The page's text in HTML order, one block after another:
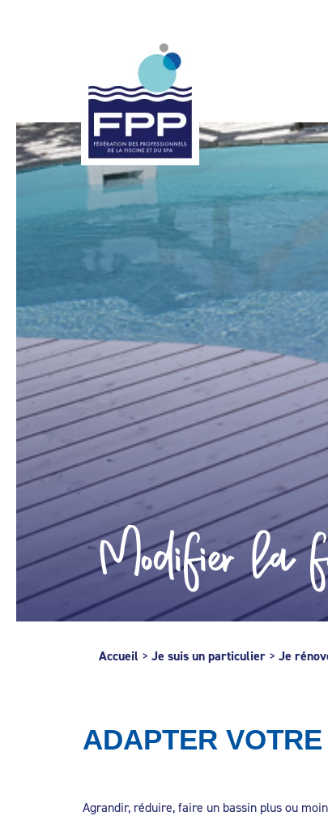
Modifier la
Accueil > Je suis un particulier > Je
ADAPTER
Agrandir, réduire, faire un bassin plus ou